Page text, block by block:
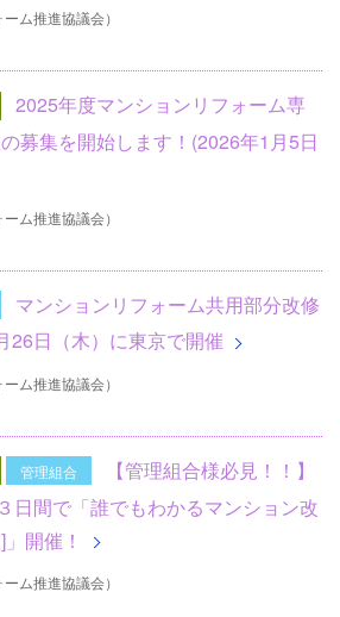
ム推進協議会）
2025年度マンションリフォーム専
募集を開始します！(2026年1月5日
ム推進協議会）
マンションリフォーム共用部分改修
26日（木）に東京で開催
ム推進協議会）
管理組合
【管理組合様必見！！】
日間で「誰でもわかるマンション改
開催！
ム推進協議会）